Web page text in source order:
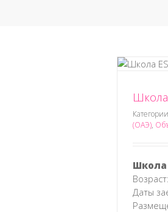
Школа
(ОАЭ),
Школа
Даты